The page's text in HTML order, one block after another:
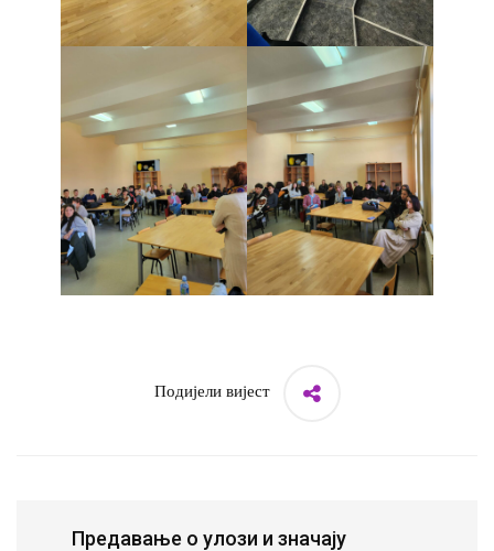
Подијели вијест
Предавање о улози и значају